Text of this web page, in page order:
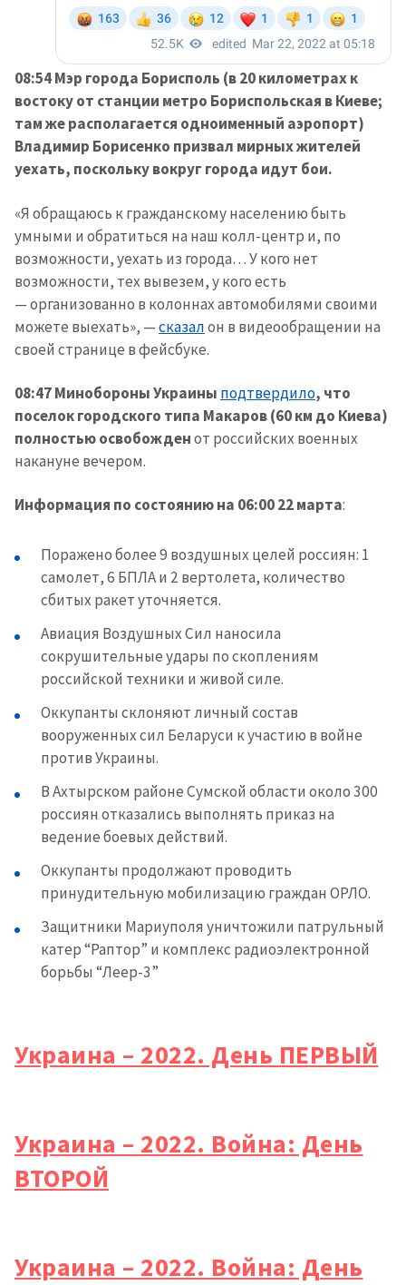
08:54 Мэр города Борисполь (в 20 километрах к
востоку от станции метро Бориспольская в Киеве;
там же располагается одноименный аэропорт)
Владимир Борисенко призвал мирных жителей
уехать, поскольку вокруг города идут бои.
«Я обращаюсь к гражданскому населению быть
умными и обратиться на наш колл-центр и, по
возможности, уехать из города… У кого нет
возможности, тех вывезем, у кого есть
— организованно в колоннах автомобилями своими
можете выехать», —сказалон в видеообращении на
своей странице в фейсбуке.
08:47 Минобороны Украины подтвердило, что
поселок городского типа Макаров (60 км до Киева)
полностью освобожденот российских военных
накануне вечером.
Информация по состоянию на 06:00 22 марта:
️Поражено более 9 воздушных целей россиян: 1
самолет, 6 БПЛА и 2 вертолета, количество
сбитых ракет уточняется.
️Авиация Воздушных Сил наносила
сокрушительные удары по скоплениям
российской техники и живой силе.
️Оккупанты склоняют личный состав
вооруженных сил Беларуси к участию в войне
против Украины.
️В Ахтырском районе Сумской области около 300
россиян отказались выполнять приказ на
ведение боевых действий.
️Оккупанты продолжают проводить
принудительную мобилизацию граждан ОРЛО.
️Защитники Мариуполя уничтожили патрульный
катер “Раптор” и комплекс радиоэлектронной
борьбы “Леер-3”
Украина – 2022. День ПЕРВЫЙ
Украина – 2022. Война: День
ВТОРОЙ
Украина – 2022. Война: День